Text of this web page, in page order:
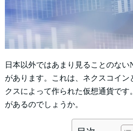
日本以外ではあまり見ることのな
があります。これは、ネクスコイン
クスによって作られた仮想通貨で
があるのでしょうか。